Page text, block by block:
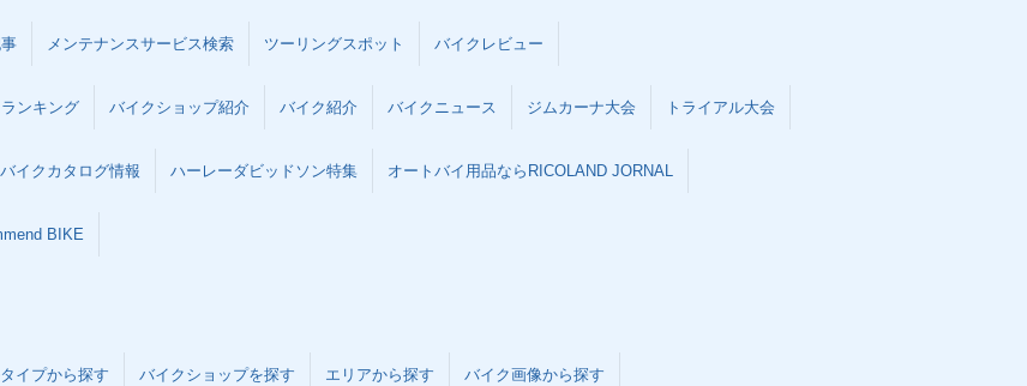
メンテナンスサービス検索 ツーリングスポット バイクレビュー
ンキング バイクショップ紹介 バイク紹介 バイクニュース ジムカーナ大会 トライアル大会
バイクカタログ情報 ハーレーダビッドソン特集 オートバイ用品ならRICOLAND JORNAL
BIKE
イプから探す バイクショップを探す エリアから探す バイク画像から探す